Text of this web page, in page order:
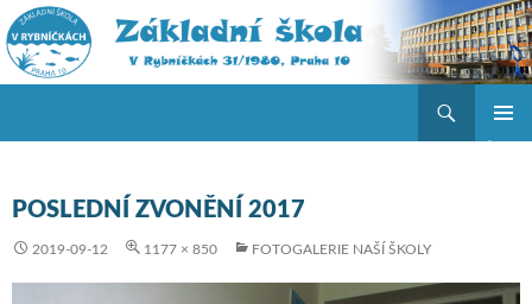
POSLEDNÍ ZVONĚNÍ 2017
2019-09-12 1177 × 850 FOTOGALERIE NAŠÍ ŠKOLY